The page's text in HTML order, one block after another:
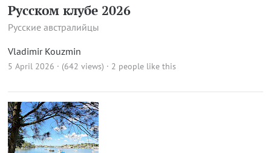
Русском клубе 2026
Русские австралийцы
Vladimir Kouzmin
5 April 2026 · (642 views) · 2 people like this